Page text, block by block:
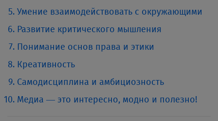
Умение взаимодействовать с окружающими
Развитие критического мышления
Понимание основ права и этики
Креативность
Самодисциплина и амбициозность
Медиа — это интересно, модно и полезно!